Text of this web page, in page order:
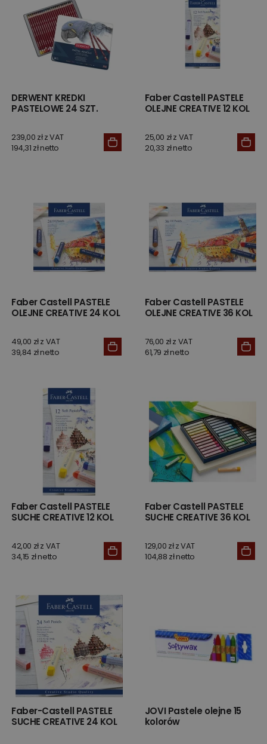
DERWENT KREDKI
PASTELOWE 24 SZT.
239,00 zł z VAT
194,31 zł netto
Faber Castell PASTELE
OLEJNE CREATIVE 12 KOL
25,00 zł z VAT
20,33 zł netto
Faber Castell PASTELE
OLEJNE CREATIVE 24 KOL
49,00 zł z VAT
39,84 zł netto
Faber Castell PASTELE
OLEJNE CREATIVE 36 KOL
76,00 zł z VAT
61,79 zł netto
Faber Castell PASTELE
SUCHE CREATIVE 12 KOL
42,00 zł z VAT
34,15 zł netto
Faber Castell PASTELE
SUCHE CREATIVE 36 KOL
129,00 zł z VAT
104,88 zł netto
Faber-Castell PASTELE
SUCHE CREATIVE 24 KOL
JOVI Pastele olejne 15
kolorów